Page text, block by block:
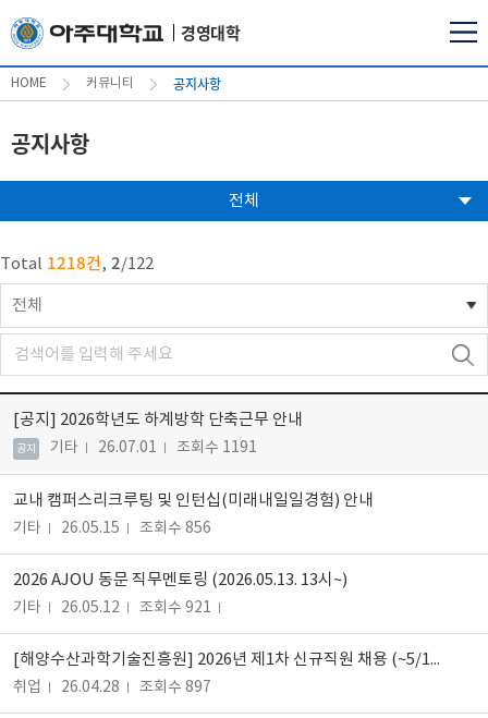
경영대학
HOME 커뮤니티 공지사항
공지사항
전체
Total 1218건, 2/122
전체
[공지] 2026학년도 하계방학 단축근무 안내
공지 기타 26.07.01 조회수 1191
교내 캠퍼스리크루팅 및 인턴십(미래내일일경험) 안내
기타 26.05.15 조회수 856
2026 AJOU 동문 직무멘토링 (2026.05.13. 13시~)
기타 26.05.12 조회수 921
[해양수산과학기술진흥원] 2026년 제1차 신규직원 채용 (~5/14 14시)
취업 26.04.28 조회수 897